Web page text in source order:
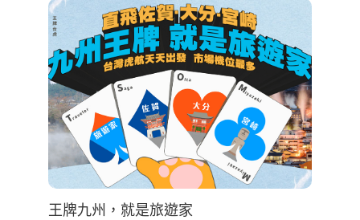
王牌九州，就是旅遊家